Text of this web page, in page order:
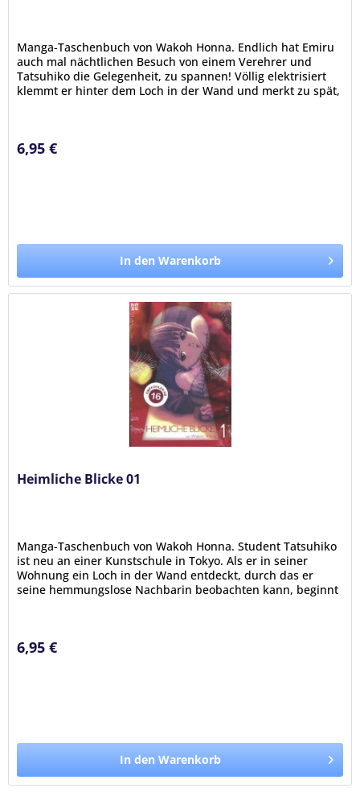
Manga-Taschenbuch von Wakoh Honna. Endlich hat Emiru
auch mal nächtlichen Besuch von einem Verehrer und
Tatsuhiko die Gelegenheit, zu spannen! Völlig elektrisiert
klemmt er hinter dem Loch in der Wand und merkt zu spät,
6,95 €
In den Warenkorb
Heimliche Blicke 01
Manga-Taschenbuch von Wakoh Honna. Student Tatsuhiko
ist neu an einer Kunstschule in Tokyo. Als er in seiner
Wohnung ein Loch in der Wand entdeckt, durch das er
seine hemmungslose Nachbarin beobachten kann, beginnt
6,95 €
In den Warenkorb